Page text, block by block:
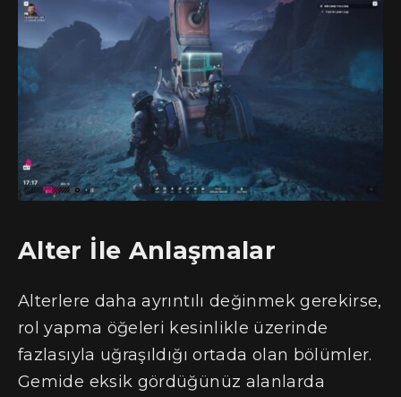
Alter İle Anlaşmalar
Alterlere daha ayrıntılı değinmek gerekirse,
rol yapma öğeleri kesinlikle üzerinde
fazlasıyla uğraşıldığı ortada olan bölümler.
Gemide eksik gördüğünüz alanlarda